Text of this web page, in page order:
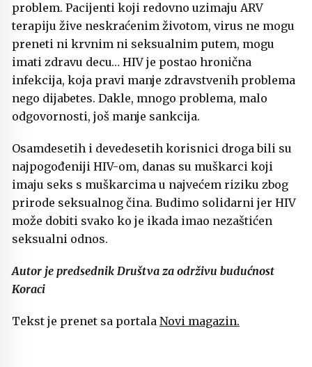
problem. Pacijenti koji redovno uzimaju ARV
terapiju žive neskraćenim životom, virus ne mogu
preneti ni krvnim ni seksualnim putem, mogu
imati zdravu decu… HIV je postao hronična
infekcija, koja pravi manje zdravstvenih problema
nego dijabetes. Dakle, mnogo problema, malo
odgovornosti, još manje sankcija.
Osamdesetih i devedesetih korisnici droga bili su
najpogođeniji HIV-om, danas su muškarci koji
imaju seks s muškarcima u najvećem riziku zbog
prirode seksualnog čina. Budimo solidarni jer HIV
može dobiti svako ko je ikada imao nezaštićen
seksualni odnos.
Autor je predsednik Društva za održivu budućnost
Koraci
Tekst je prenet sa portala Novi magazin.